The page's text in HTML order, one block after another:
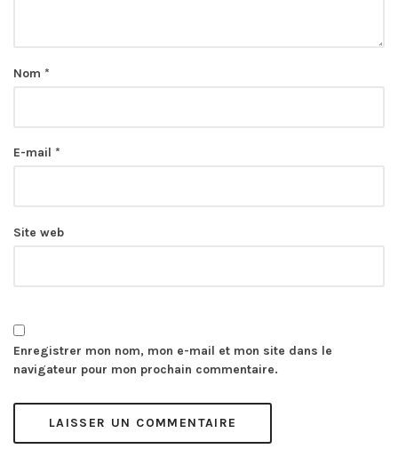
Nom *
E-mail *
Site web
Enregistrer mon nom, mon e-mail et mon site dans le
navigateur pour mon prochain commentaire.